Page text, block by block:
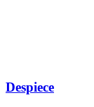
Despiece